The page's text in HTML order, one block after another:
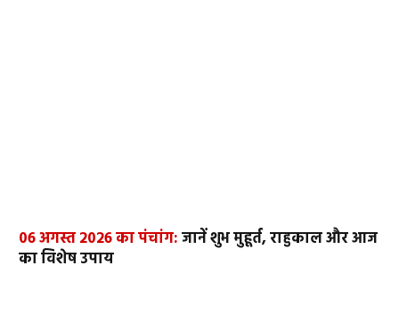
06 अगस्त 2026 का पंचांग:जानें शुभ मुहूर्त, राहुकाल और आज
का विशेष उपाय